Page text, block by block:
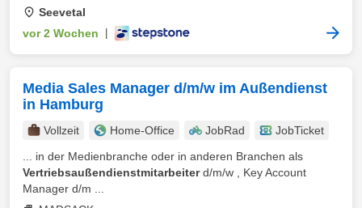
Seevetal
vor 2 Wochen
Media Sales Manager d/m/w im Außendienst
in Hamburg
Vollzeit Home-Office JobRad
JobTicket
... in der Medienbranche oder in anderen Branchen als
Vertriebsaußendienstmitarbeiterd/m/w , Key Account
Manager d/m ...